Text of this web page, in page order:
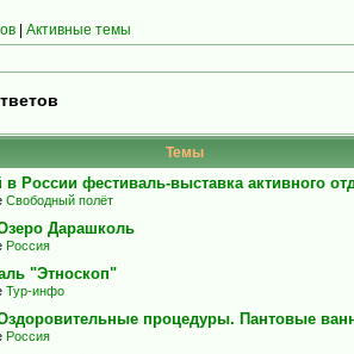
| Активные темы
Темы
в России фестиваль-выставка активного
Свободный полёт
Дарашколь
Россия
"Этноскоп"
Тур-инфо
процедуры. Пантовые
Россия